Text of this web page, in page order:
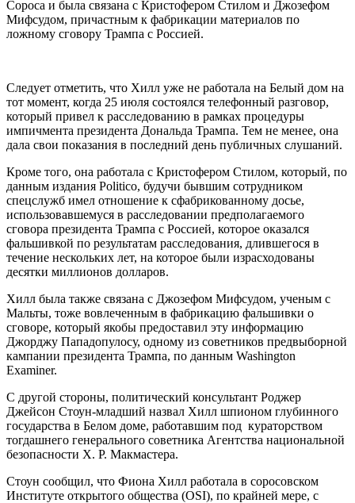
Сороса и была связана с Кристофером Стилом и Джозефом
Мифсудом, причастным к фабрикации материалов по
ложному сговору Трампа с Россией.
Следует отметить, что Хилл уже не работала на Белый дом на
тот момент, когда 25 июля состоялся телефонный разговор,
который привел к расследованию в рамках процедуры
импичмента президента Дональда Трампа. Тем не менее, она
дала свои показания в последний день публичных слушаний.
Кроме того, она работала с Кристофером Стилом, который, по
данным издания Politico, будучи бывшим сотрудником
спецслужб имел отношение к сфабрикованному досье,
использовавшемуся в расследовании предполагаемого
сговора президента Трампа с Россией, которое оказался
фальшивкой по результатам расследования, длившегося в
течение нескольких лет, на которое были израсходованы
десятки миллионов долларов.
Хилл была также связана с Джозефом Мифсудом, ученым с
Мальты, тоже вовлеченным в фабрикацию фальшивки о
сговоре, который якобы предоставил эту информацию
Джорджу Пападопулосу, одному из советников предвыборной
кампании президента Трампа, по данным Washington
Examiner.
С другой стороны, политический консультант Роджер
Джейсон Стоун-младший назвал Хилл шпионом глубинного
государства в Белом доме, работавшим под кураторством
тогдашнего генерального советника Агентства национальной
безопасности Х. Р. Макмастера.
Стоун сообщил, что Фиона Хилл работала в соросовском
Институте открытого общества (OSI), по крайней мере, с